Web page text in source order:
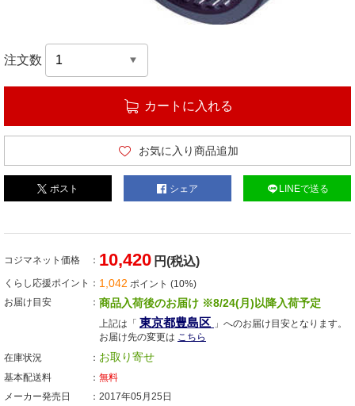
注文数
カートに入れる
お気に入り商品追加
ポスト シェア LINEで送る
コジマネット価格 10,420 円(税込)
くらし応援ポイント 1,042 ポイント (10%)
お届け目安
商品入荷後のお届け ※8/24(月)以降入荷予定
上記は「 東京都豊島区 」へのお届け目安となります。
お届け先の変更は こちら
在庫状況
お取り寄せ
基本配送料
無料
メーカー発売日
2017年05月25日